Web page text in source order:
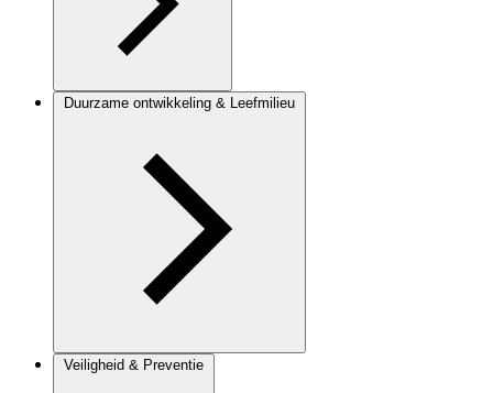
Duurzame ontwikkeling & Leefmilieu
Veiligheid & Preventie